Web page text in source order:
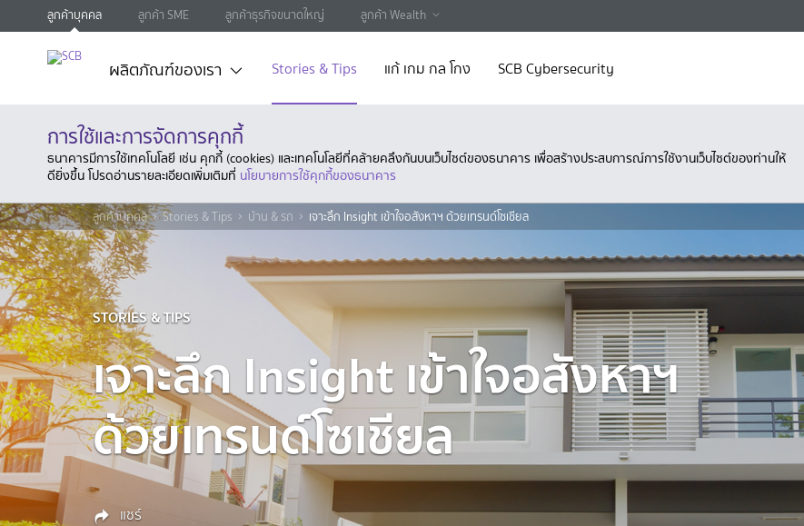
ลูกค้าบุคคล ลูกค้า SME ลูกค้าธุรกิจขนาดใหญ่ ลูกค้า Wealth
ผลิตภัณฑ์ของเรา Stories & Tips แก้ เกม กล โกง SCB Cybersecurity
การใช้และการจัดการคุกกี้
ธนาคารมีการใช้เทคโนโลยี เช่น คุกกี้ (cookies) และเทคโนโลยีที่คล้ายคลึงกันบนเว็บไซต์ของธนาคาร เพื่อสร้างประสบการณ์การใช้งานเว็บไซต์ของท่านให้
ดียิ่งขึ้น โปรดอ่านรายละเอียดเพิ่มเติมที่ นโยบายการใช้คุกกี้ของธนาคาร
ลูกค้าบุคคล Stories & Tips บ้าน & รถ เจาะลึก Insight เข้าใจอสังหาฯ ด้วยเทรนด์โซเชียล
STORIES & TIPS
เจาะลึก Insight เข้าใจอสังหาฯ
ด้วยเทรนด์โซเชียล
แชร์